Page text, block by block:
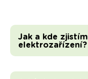
Jak a kde
elektrozařízení?